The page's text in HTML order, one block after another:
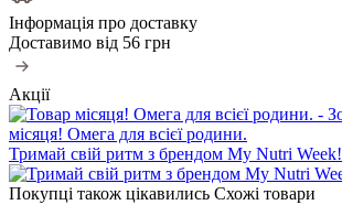
Інформація про доставку
Доставимо від 56 грн
Акції
місяця! Омега для всієї родини.
Тримай свій ритм з брендом My Nutri Week!
Покупці також цікавились Схожі товари